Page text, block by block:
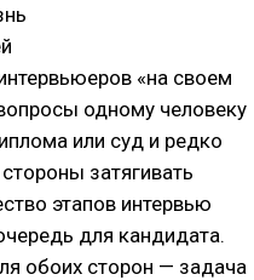
«на своем
одному человеку
или суд и редко
затягивать
этапов интервью
для кандидата.
обоих сторон — задача